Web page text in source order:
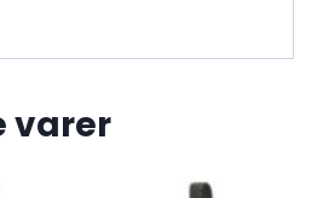
varer